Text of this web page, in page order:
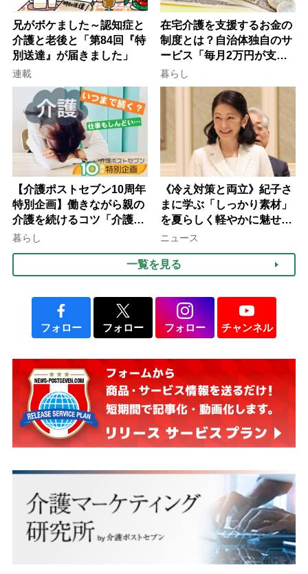
兄がボケました～認知症と
介護と老後と「第84回『特
別送達』が届きました」
連載
在宅介護を支援するお金の
制度とは？自治体独自のサ
ービス「毎月2万円が支給
される」ケースも【FP解
説】
暮らし
【介護ポストセブン10周年
特別企画】働きながら親の
介護を続けるコツ「介護は
10年以上続くことも…3つ
みよう」【社会福祉士解
説】
暮らし
《冷え対策と両立》紀子さ
まに学ぶ「しっかり素材」
を夏らしく軽やかに魅せる
3つの着こなし法則
ニュース
一覧を見る
フォロー フォロー フォロー チャンネル